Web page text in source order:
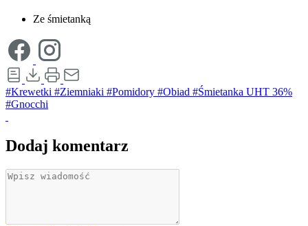
Ze śmietanką
#Krewetki #Ziemniaki #Pomidory #Obiad #Śmietanka UHT 36%
#Gnocchi
Dodaj komentarz